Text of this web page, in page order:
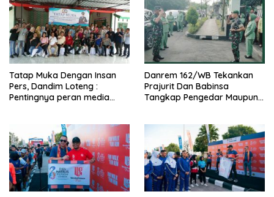
Tatap Muka Dengan Insan
Pers, Dandim Loteng :
Pentingnya peran media
obyektif
Danrem 162/WB Tekankan
Prajurit Dan Babinsa
Tangkap Pengedar Maupun